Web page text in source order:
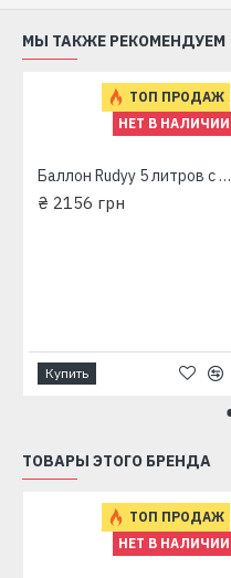
МЫ ТАКЖЕ РЕКОМЕНДУЕМ
ТОП ПРОДАЖ
НЕТ В НАЛИЧИИ
Баллон Rudyy 5 литров c краном Пикник-Italy
₴ 2156 грн
Купить
ТОВАРЫ ЭТОГО БРЕНДА
ТОП ПРОДАЖ
НЕТ В НАЛИЧИИ